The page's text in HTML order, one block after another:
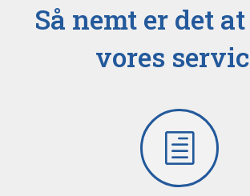
Så nemt er det
vores
h